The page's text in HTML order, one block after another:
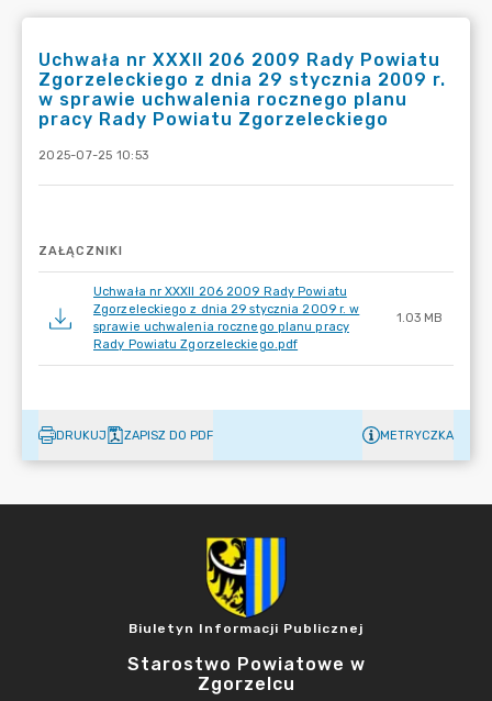
Uchwała nr XXXII 206 2009 Rady Powiatu
Zgorzeleckiego z dnia 29 stycznia 2009 r.
w sprawie uchwalenia rocznego planu
pracy Rady Powiatu Zgorzeleckiego
2025-07-25 10:53
ZAŁĄCZNIKI
Uchwała nr XXXII 206 2009 Rady Powiatu
Zgorzeleckiego z dnia 29 stycznia 2009 r. w
sprawie uchwalenia rocznego planu pracy
Rady Powiatu Zgorzeleckiego.pdf
1.03 MB
DRUKUJ ZAPISZ DO PDF METRYCZKA
Biuletyn Informacji Publicznej
Starostwo Powiatowe w
Zgorzelcu